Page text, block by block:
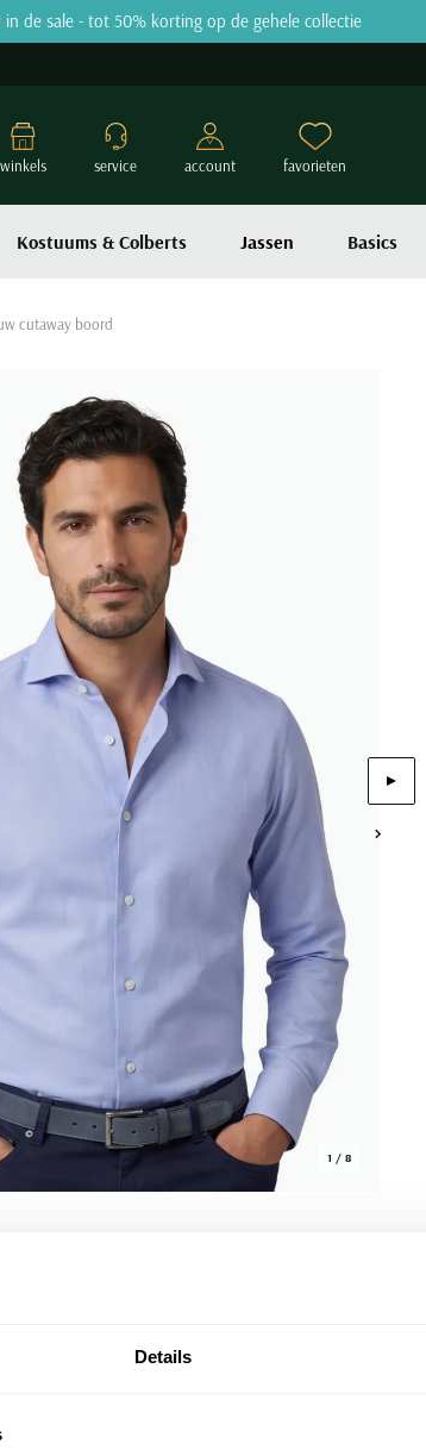
Details
in de sale - tot 50% korting op de gehele collectie
Kostuums & Colberts Jassen Basics
winkels service account favorieten
cutaway boord
1 / 8
boord en normale fit,
verzorgde uitstraling.